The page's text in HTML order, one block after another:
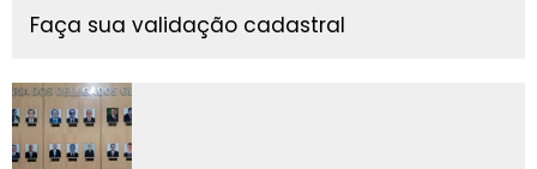
Faça sua validação cadastral